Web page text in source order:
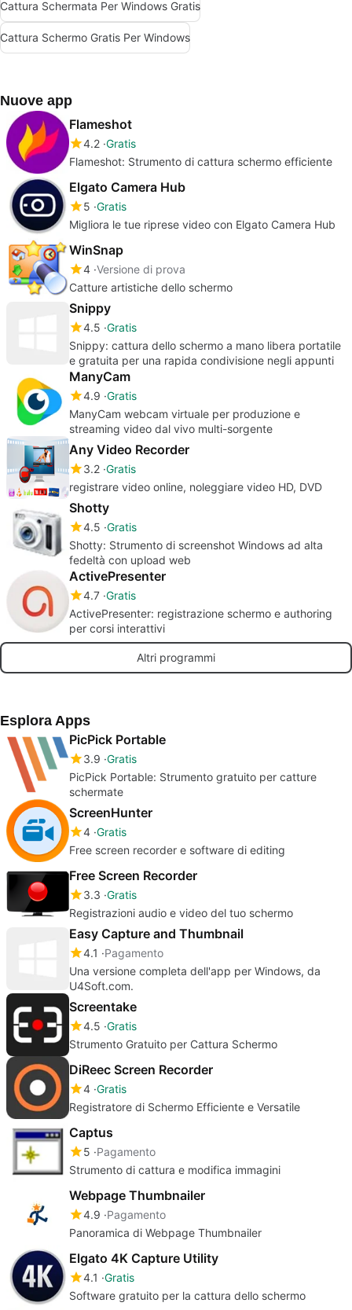
Cattura Schermata Per Windows Gratis
Cattura Schermo Gratis Per Windows
Nuove app
Flameshot
4.2 Gratis
Flameshot: Strumento di cattura schermo efficiente
Elgato Camera Hub
5 Gratis
Migliora le tue riprese video con Elgato Camera Hub
WinSnap
4 Versione di prova
Catture artistiche dello schermo
Snippy
4.5 Gratis
Snippy: cattura dello schermo a mano libera portatile
e gratuita per una rapida condivisione negli appunti
ManyCam
4.9 Gratis
ManyCam webcam virtuale per produzione e
streaming video dal vivo multi-sorgente
Any Video Recorder
3.2 Gratis
registrare video online, noleggiare video HD, DVD
Shotty
4.5 Gratis
Shotty: Strumento di screenshot Windows ad alta
fedeltà con upload web
ActivePresenter
4.7 Gratis
ActivePresenter: registrazione schermo e authoring
per corsi interattivi
Altri programmi
Esplora Apps
PicPick Portable
3.9 Gratis
PicPick Portable: Strumento gratuito per catture
schermate
ScreenHunter
4 Gratis
Free screen recorder e software di editing
Free Screen Recorder
3.3 Gratis
Registrazioni audio e video del tuo schermo
Easy Capture and Thumbnail
4.1
Pagamento
Una versione completa dell'app per Windows, da
U4Soft.com.
Screentake
4.5 Gratis
Strumento Gratuito per Cattura Schermo
DiReec Screen Recorder
4 Gratis
Registratore di Schermo Efficiente e Versatile
Captus
5 Pagamento
Strumento di cattura e modifica immagini
Webpage Thumbnailer
4.9 Pagamento
Panoramica di Webpage Thumbnailer
Elgato 4K Capture Utility
4.1 Gratis
Software gratuito per la cattura dello schermo